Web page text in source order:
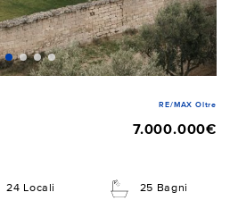
RE/MAX Oltre
7.000.000€
24 Locali 25 Bagni